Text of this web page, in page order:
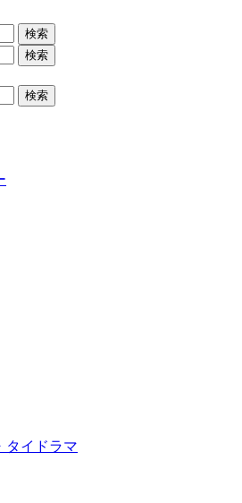
検索
検索
検索
タイドラマ